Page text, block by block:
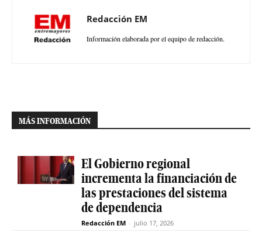
Redacción EM
Información elaborada por el equipo de redacción.
MÁS INFORMACIÓN
El Gobierno regional
incrementa la financiación de
las prestaciones del sistema
de dependencia
Redacción EM - julio 17, 2026